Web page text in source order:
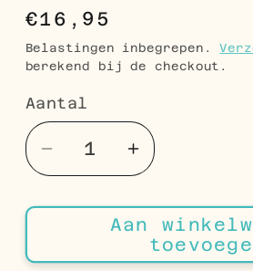
Normale
prijs
€16,95
Belastingen inbegrepen.
berekend bij de checkout.
Aantal
Aantal
Aantal
verlagen
voor
Zirkonia
Aantal
verhogen
voor
Roze
Zirkonia
Aan